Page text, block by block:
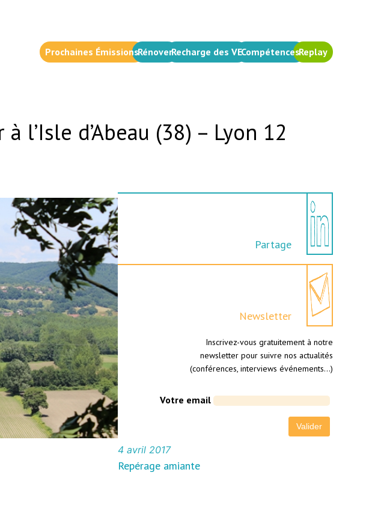
Prochaines ÉmissionsRénoverRecharge des VECompétencesReplay
l’Isle d’Abeau (38) – Lyon 12
Partage
Newsletter
Inscrivez-vous gratuitement à notre
newsletter pour suivre nos actualités
(conférences, interviews événements…)
Votre email
4 avril 2017
Repérage amiante